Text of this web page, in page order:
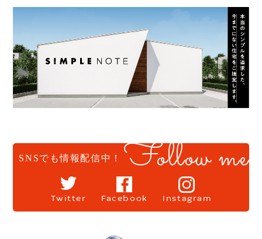
SNSでも情報配信中！ Follow me
Twitter Facebook Instagram